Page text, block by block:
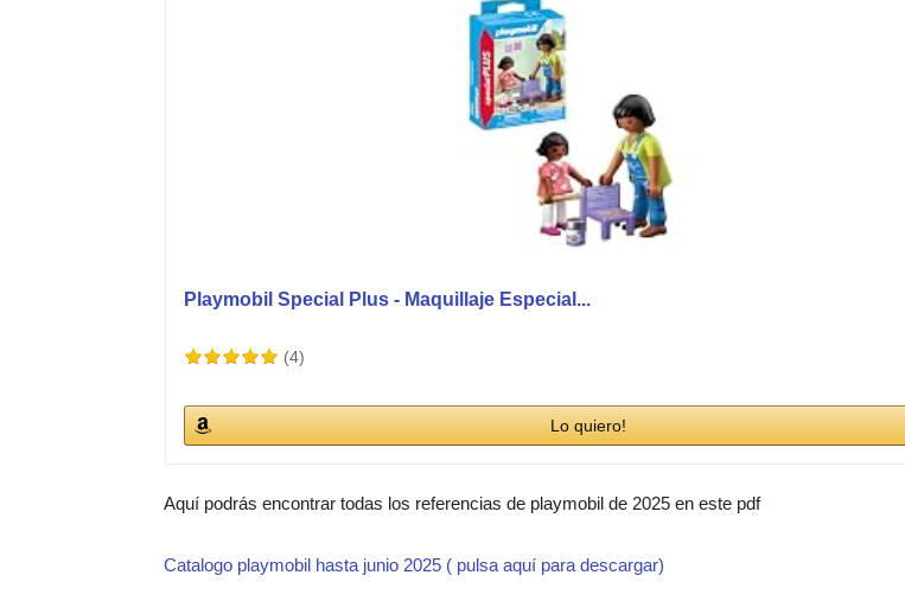
Playmobil Special Plus - Maquillaje Especial...
(4)
Lo quiero!
Aquí podrás encontrar todas los referencias de playmobil de 2025 en este pdf
Catalogo playmobil hasta junio 2025 ( pulsa aquí para descargar)